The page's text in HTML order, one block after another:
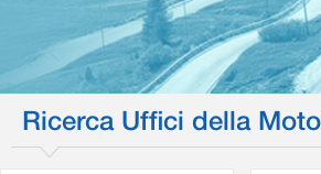
Ricerca Uffici della